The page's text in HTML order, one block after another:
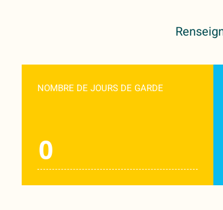
NOMBRE DE JOURS DE GARDE